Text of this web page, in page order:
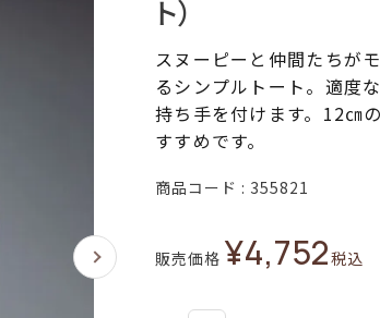
ト）
スヌーピーと仲間たちが
るシンプルトート。適度
持ち手を付けます。12㎝
すすめです。
商品コード 355821
販売価格 ¥4,752税込